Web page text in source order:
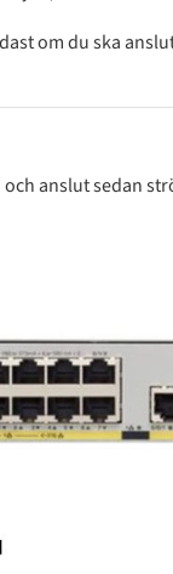
om du ska
och anslutsedan